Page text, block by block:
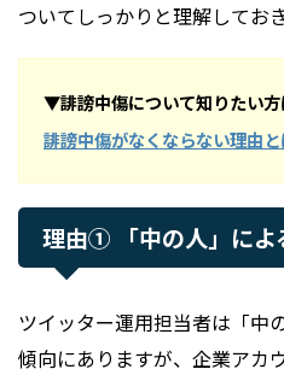
ついてしっかりと理解してお
▼誹謗中傷について知りたい方
誹謗中傷がなくならない理由
理由① 「中の人」によ
ツイッター運用担当者は「中
傾向にありますが、企業アカ